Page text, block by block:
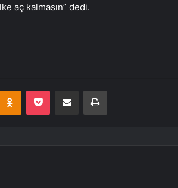
aç kalmasın” dedi.
Odnoklassniki
Pocket E-Posta ile paylaş Yazdır